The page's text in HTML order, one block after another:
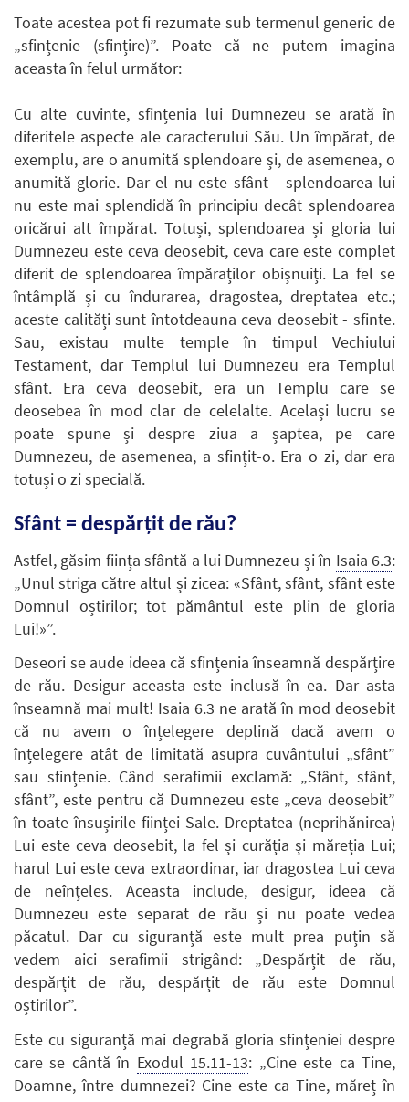
Toate acestea pot fi rezumate sub termenul generic de
„sfințenie (sfințire)”. Poate că ne putem imagina
aceasta în felul următor:
Cu alte cuvinte, sfințenia lui Dumnezeu se arată în
diferitele aspecte ale caracterului Său. Un împărat, de
exemplu, are o anumită splendoare și, de asemenea, o
anumită glorie. Dar el nu este sfânt - splendoarea lui
nu este mai splendidă în principiu decât splendoarea
oricărui alt împărat. Totuși, splendoarea și gloria lui
Dumnezeu este ceva deosebit, ceva care este complet
diferit de splendoarea împăraților obișnuiți. La fel se
întâmplă și cu îndurarea, dragostea, dreptatea etc.;
aceste calități sunt întotdeauna ceva deosebit - sfinte.
Sau, existau multe temple în timpul Vechiului
Testament, dar Templul lui Dumnezeu era Templul
sfânt. Era ceva deosebit, era un Templu care se
deosebea în mod clar de celelalte. Același lucru se
poate spune și despre ziua a șaptea, pe care
Dumnezeu, de asemenea, a sfințit-o. Era o zi, dar era
totuși o zi specială.
Sfânt = despărțit de rău?
Astfel, găsim ființa sfântă a lui Dumnezeu și în Isaia 6.3:
„Unul striga către altul și zicea: «Sfânt, sfânt, sfânt este
Domnul oștirilor; tot pământul este plin de gloria
Lui!»”.
Deseori se aude ideea că sfințenia înseamnă despărțire
de rău. Desigur aceasta este inclusă în ea. Dar asta
înseamnă mai mult! Isaia 6.3 ne arată în mod deosebit
că nu avem o înțelegere deplină dacă avem o
înțelegere atât de limitată asupra cuvântului „sfânt”
sau sfințenie. Când serafimii exclamă: „Sfânt, sfânt,
sfânt”, este pentru că Dumnezeu este „ceva deosebit”
în toate însușirile ființei Sale. Dreptatea (neprihănirea)
Lui este ceva deosebit, la fel și curăția și măreția Lui;
harul Lui este ceva extraordinar, iar dragostea Lui ceva
de neînțeles. Aceasta include, desigur, ideea că
Dumnezeu este separat de rău și nu poate vedea
păcatul. Dar cu siguranță este mult prea puțin să
vedem aici serafimii strigând: „Despărțit de rău,
despărțit de rău, despărțit de rău este Domnul
oștirilor”.
Este cu siguranță mai degrabă gloria sfințeniei despre
care se cântă în Exodul 15.11-13: „Cine este ca Tine,
Doamne, între dumnezei? Cine este ca Tine, măreț în